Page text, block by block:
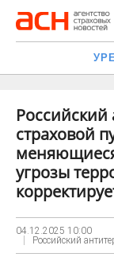
Российский
страховой
угрозы
04.12.2025 10:00
Российский